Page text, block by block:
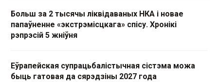
Больш за 2 тысячы ліквідаваных НКА і новае
папаўненне «экстрэмісцкага» спісу. Хронікі
рэпрэсій 5 жніўня
Еўрапейская супрацьбалістычная сістэма можа
быць гатовая да сярэдзіны 2027 года